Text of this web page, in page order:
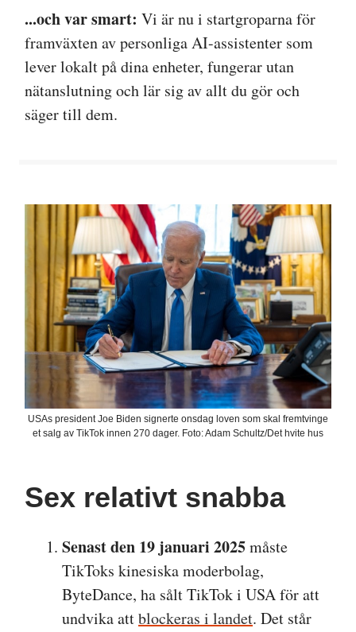
...och var smart: Vi är nu i startgroparna för
framväxten av personliga AI-assistenter som
lever lokalt på dina enheter, fungerar utan
nätanslutning och lär sig av allt du gör och
säger till dem.
USAs president Joe Biden signerte onsdag loven som skal fremtvinge
et salg av TikTok innen 270 dager. Foto: Adam Schultz/Det hvite hus
Sex relativt snabba
Senast den 19 januari 2025måste
TikToks kinesiska moderbolag,
ByteDance, ha sålt TikTok i USA för att
undvika attblockeras i landet. Det står